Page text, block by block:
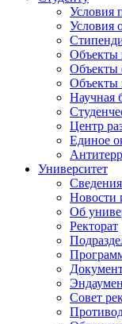
Условия
Условия
Объекты
Объекты
Объекты
Научная
Центр
Единое
Университет
Новости
Об
Ректорат
Совет